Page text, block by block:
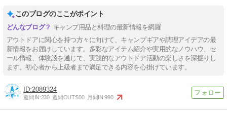
このブログのここがポイント
キャンプ用品と料理の最新情報を網羅
アウトドアに関心を持つ方々に向けて、キャンプギアや調理アイデアの最
新情報をお届けしています。多彩なアイテム紹介や実用的なノウハウ、セ
ール情報、体験談を通じて、実践的なアウトドア活動の楽しさを深掘りし
ます。初心者から上級者まで満足できる内容を心掛けています。
2089324
週間IN:230 週間OUT:500 月間IN:990